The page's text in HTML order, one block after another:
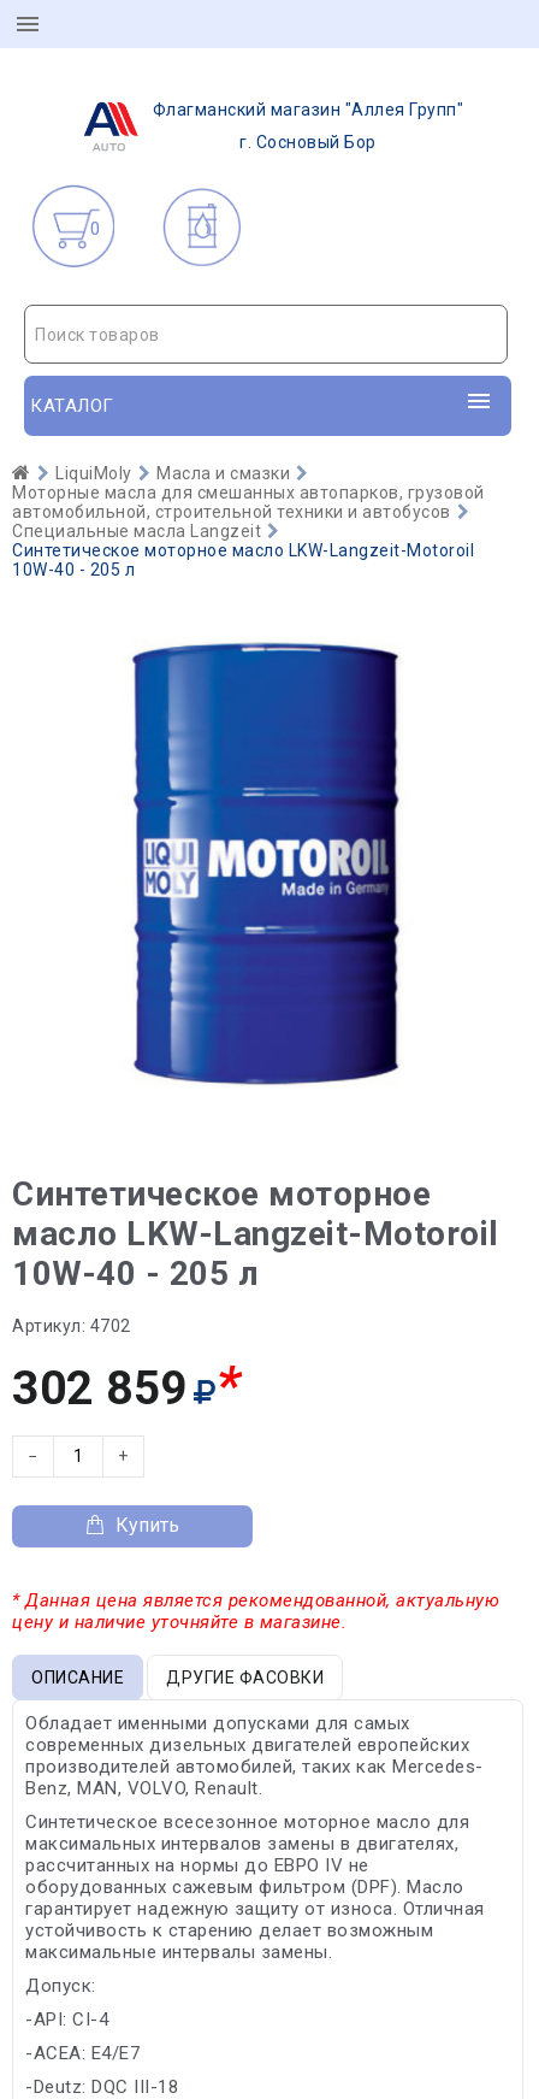
Флагманский магазин "Аллея Групп"
г. Сосновый Бор
0
Поиск товаров
КАТАЛОГ
LiquiMoly
Масла и смазки
Моторные масла для смешанных автопарков, грузовой
автомобильной, строительной техники и автобусов
Специальные масла Langzeit
Синтетическое моторное масло LKW-Langzeit-Motoroil
10W-40 - 205 л
Синтетическое моторное
масло LKW-Langzeit-Motoroil
10W-40 - 205 л
Артикул: 4702
302 859 *
− +
Купить
* Данная цена является рекомендованной, актуальную
цену и наличие уточняйте в магазине.
ОПИСАНИЕ ДРУГИЕ ФАСОВКИ
Обладает именными допусками для самых
современных дизельных двигателей европейских
производителей автомобилей, таких как Mercedes-
Benz, MAN, VOLVO, Renault.
Синтетическое всесезонное моторное масло для
максимальных интервалов замены в двигателях,
рассчитанных на нормы до ЕВРО IV не
оборудованных сажевым фильтром (DPF). Масло
гарантирует надежную защиту от износа. Отличная
устойчивость к старению делает возможным
максимальные интервалы замены.
Допуск:
-API: CI-4
-ACEA: E4/E7
-Deutz: DQC III-18